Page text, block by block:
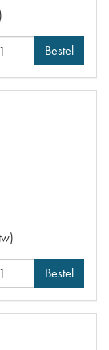
Bestel
Bestel